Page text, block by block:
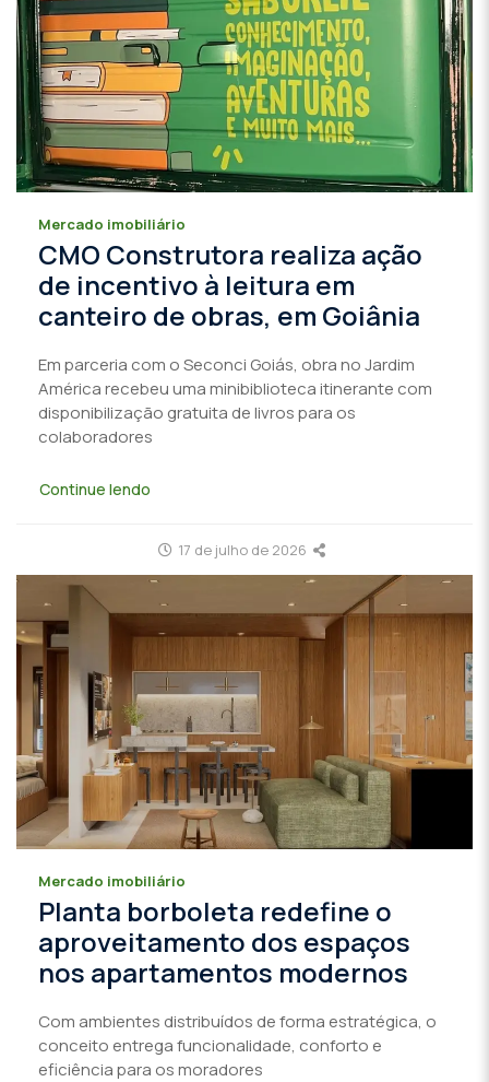
Mercado imobiliário
CMO Construtora realiza ação
de incentivo à leitura em
canteiro de obras, em Goiânia
Em parceria com o Seconci Goiás, obra no Jardim
América recebeu uma minibiblioteca itinerante com
disponibilização gratuita de livros para os
colaboradores
Continue lendo
17 de julho de 2026
Mercado imobiliário
Planta borboleta redefine o
aproveitamento dos espaços
nos apartamentos modernos
Com ambientes distribuídos de forma estratégica, o
conceito entrega funcionalidade, conforto e
eficiência para os moradores